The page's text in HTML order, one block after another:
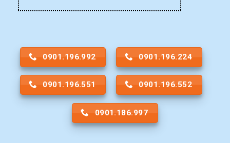
0901.196.992 0901.196.224
0901.196.551 0901.196.552
0901.186.997